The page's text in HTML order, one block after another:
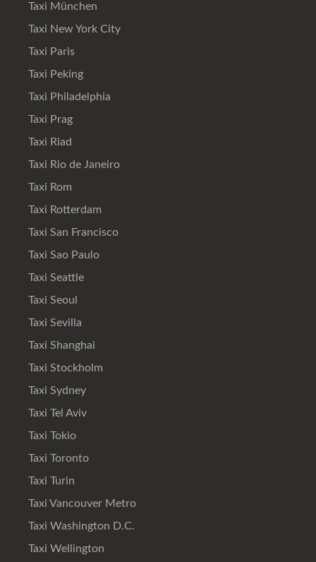
Taxi München
Taxi New York City
Taxi Paris
Taxi Peking
Taxi Philadelphia
Taxi Prag
Taxi Riad
Taxi Rio de Janeiro
Taxi Rom
Taxi Rotterdam
Taxi San Francisco
Taxi Sao Paulo
Taxi Seattle
Taxi Seoul
Taxi Sevilla
Taxi Shanghai
Taxi Stockholm
Taxi Sydney
Taxi Tel Aviv
Taxi Tokio
Taxi Toronto
Taxi Turin
Taxi Vancouver Metro
Taxi Washington D.C.
Taxi Wellington